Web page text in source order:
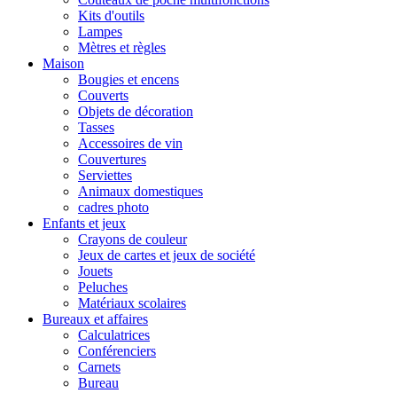
Kits d'outils
Lampes
Mètres et règles
Maison
Bougies et encens
Couverts
Objets de décoration
Tasses
Accessoires de vin
Couvertures
Serviettes
Animaux domestiques
cadres photo
Enfants et jeux
Crayons de couleur
Jeux de cartes et jeux de société
Jouets
Peluches
Matériaux scolaires
Bureaux et affaires
Calculatrices
Conférenciers
Carnets
Bureau